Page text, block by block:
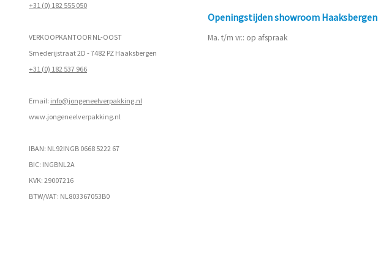
+31 (0) 182 555 050
VERKOOPKANTOOR NL-OOST
Smederijstraat 2D - 7482 PZ Haaksbergen
+31 (0) 182 537 966
Email: info@jongeneelverpakking.nl
www.jongeneelverpakking.nl
IBAN: NL92INGB 0668 5222 67
BIC: INGBNL2A
KVK: 29007216
BTW/VAT: NL803367053B0
Openingstijden showroom Haaksbergen
Ma. t/m vr.: op afspraak